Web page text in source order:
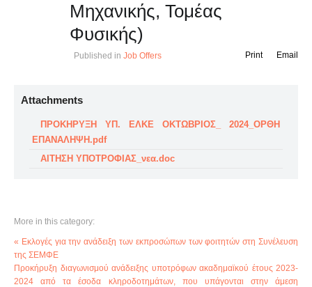
Μηχανικής, Toμέας
Φυσικής)
Published in Job Offers Email
Print
Attachments
ΠΡΟΚΗΡΥΞΗ ΥΠ. ΕΛΚΕ ΟΚΤΩΒΡΙΟΣ_ 2024_OΡΘΗ
ΕΠΑΝΑΛΗΨΗ.pdf
ΑΙΤΗΣΗ ΥΠΟΤΡΟΦΙΑΣ_νεα.doc
More in this category:
« Εκλογές για την ανάδειξη των εκπροσώπων των φοιτητών στη Συνέλευση
της ΣΕΜΦΕ
Προκήρυξη διαγωνισμού ανάδειξης υποτρόφων ακαδημαϊκού έτους 2023-
2024 από τα έσοδα κληροδοτημάτων, που υπάγονται στην άμεση